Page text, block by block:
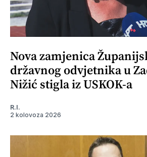
Nova zamjenica
državnog odvjetnika u
Nižić stigla iz USKOK-a
R.I.
2 kolovoza 2026